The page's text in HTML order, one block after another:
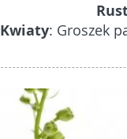
Kwiaty: Groszek